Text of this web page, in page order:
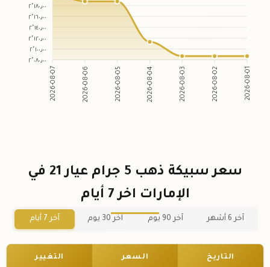
٢٬١٨٠٫٠٠
٢٬١٦٠٫٠٠
٢٬١٤٠٫٠٠
٢٬١٢٠٫٠٠
٢٬١٠٠٫٠٠
٢٬٠٨٠٫٠٠
2026-08-07 2026-08-06 2026-08-05 2026-08-04 2026-08-03 2026-08-02 2026-08-01
سعر سبيكة ذهب 5 جرام عيار 21 في
الإمارات اخر 7 أيام
آخر 6 أشهر آخر 90 يوم آخر 30 يوم آخر 7 أيام
التاريخ السعر التغيير